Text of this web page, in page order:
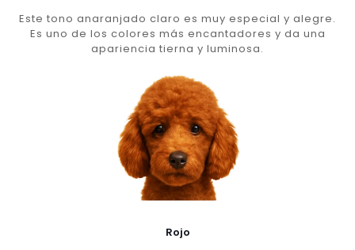
Este tono anaranjado claro es muy especial y alegre.
Es uno de los colores más encantadores y da una
apariencia tierna y luminosa.
Rojo